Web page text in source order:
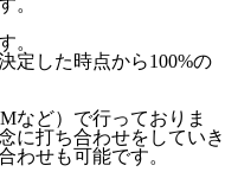
。
。
定した時点から100%の
など）で行っておりま
に打ち合わせをしていき
わせも可能です。